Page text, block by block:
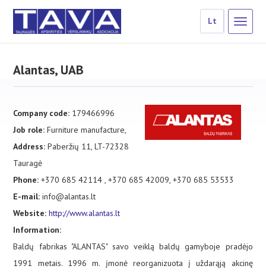
Lt
Alantas, UAB
Company code: 179466996
Job role: Furniture manufacture,
Address: Paberžių 11, LT-72328
Tauragė
Phone: +370 685 42114 , +370 685 42009, +370 685 53533
E-mail: info@alantas.lt
Website: http://www.alantas.lt
Information:
Baldų fabrikas "ALANTAS" savo veiklą baldų gamyboje pradėjo
1991 metais. 1996 m. įmonė reorganizuota į uždarąją akcinę